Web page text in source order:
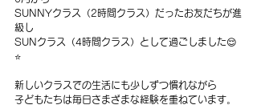
SUNNYクラス（2時間クラス）だったお友だちが進
級し
SUNクラス（4時間クラス）として過ごしました😌
⭐️
新しいクラスでの生活にも少しずつ慣れながら
子どもたちは毎日さまざまな経験を重ねています。